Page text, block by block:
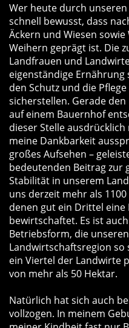
Wer heute durch
schnell bewusst, dass
Äckern und Wiesen
Weihern geprägt ist. Die
Landfrauen und
eigenständige
den Schutz und die
sicherstellen. Gerade
auf einem Bauernhof
dieser Stelle
meine Dankbarkeit
großes Aufsehen –
bedeutenden Beitrag zur
Stabilität in unserem
uns derzeit mehr als
denen gut ein Drittel eine
bewirtschaftet. Es ist
Betriebsform, die
Landwirtschaftsregion so
ein Viertel der Landwirte
von mehr als 50 Hektar.
Natürlich hat sich auch
vollzogen. In meinem